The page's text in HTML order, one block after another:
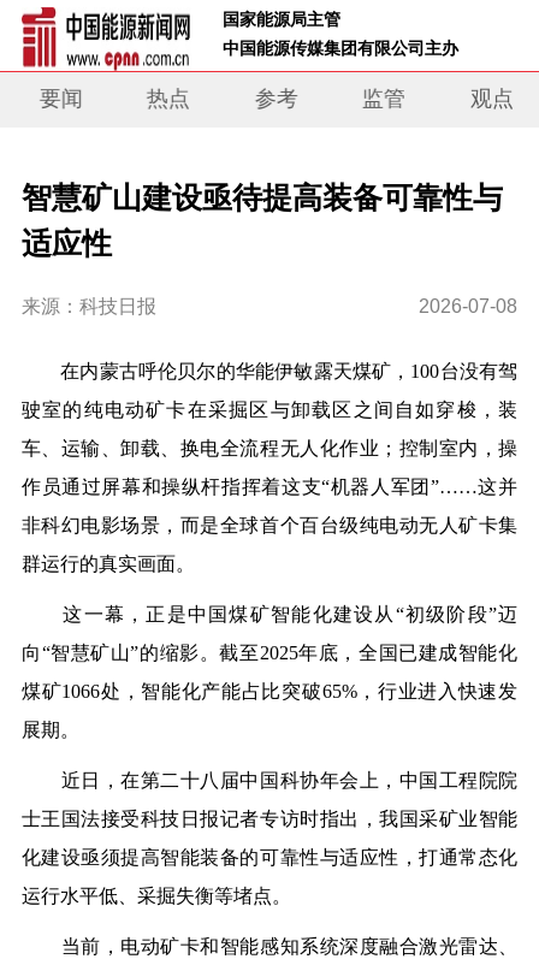
国家能源局主管
中国能源传媒集团有限公司主办
要闻 热点 参考 监管 观点
智慧矿山建设亟待提高装备可靠性与
适应性
来源：科技日报 2026-07-08
在内蒙古呼伦贝尔的华能伊敏露天煤矿，100台没有驾
驶室的纯电动矿卡在采掘区与卸载区之间自如穿梭，装
车、运输、卸载、换电全流程无人化作业；控制室内，操
作员通过屏幕和操纵杆指挥着这支“机器人军团”……这并
非科幻电影场景，而是全球首个百台级纯电动无人矿卡集
群运行的真实画面。
这一幕，正是中国煤矿智能化建设从“初级阶段”迈
向“智慧矿山”的缩影。截至2025年底，全国已建成智能化
煤矿1066处，智能化产能占比突破65%，行业进入快速发
展期。
近日，在第二十八届中国科协年会上，中国工程院院
士王国法接受科技日报记者专访时指出，我国采矿业智能
化建设亟须提高智能装备的可靠性与适应性，打通常态化
运行水平低、采掘失衡等堵点。
当前，电动矿卡和智能感知系统深度融合激光雷达、